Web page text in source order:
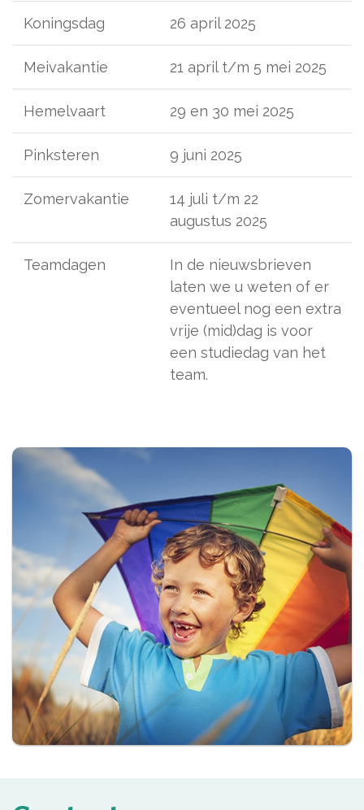
Koningsdag 26 april 2025
Meivakantie 21 april t/m 5 mei 2025
Hemelvaart 29 en 30 mei 2025
Pinksteren 9 juni 2025
Zomervakantie
14 juli t/m 22
augustus 2025
Teamdagen
In de nieuwsbrieven
laten we u weten of er
eventueel nog een extra
vrije (mid)dag is voor
een studiedag van het
team.